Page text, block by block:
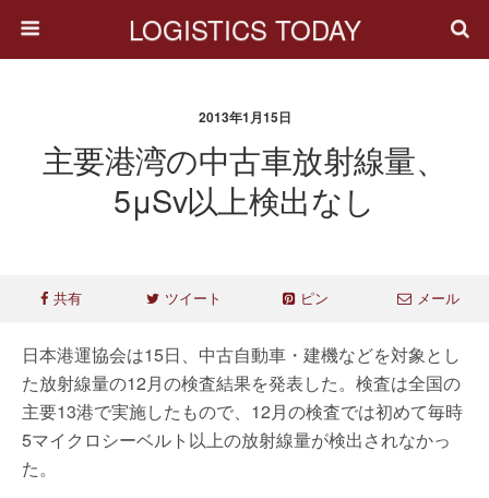
LOGISTICS TODAY
2013年1月15日
主要港湾の中古車放射線量、
5μSv以上検出なし
共有 ツイート ピン メール
日本港運協会は15日、中古自動車・建機などを対象とし
た放射線量の12月の検査結果を発表した。検査は全国の
主要13港で実施したもので、12月の検査では初めて毎時
5マイクロシーベルト以上の放射線量が検出されなかっ
た。